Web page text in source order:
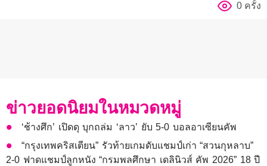
0 ครั้ง
ข่าวยอดนิยมในหมวดหมู่
‘ช้างศึก’ เปิดดุ บุกถล่ม ‘ลาว’ ยับ 5-0 บอลอาเซียนคัพ
“กรุงเทพคริสเตียน” รัวท้ายเกมดับแชมป์เก่า “สวนกุหลาบ”
2-0 ฟาดแชมป์ลูกหนัง “กรมพลศึกษา เดลินิวส์ คัพ 2026” 18 ปี